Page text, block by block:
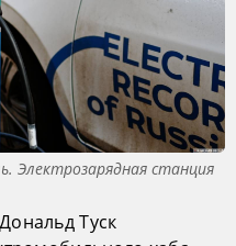
Электрозарядная станция
Туск